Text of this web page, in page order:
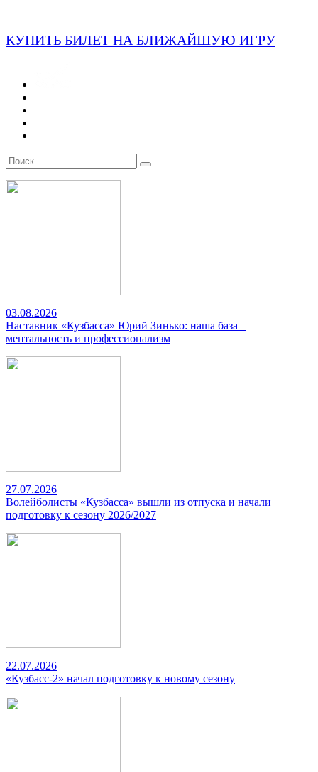
КУПИТЬ БИЛЕТ НА БЛИЖАЙШУЮ ИГРУ
03.08.2026
Наставник «Кузбасса» Юрий Зинько: наша база –
ментальность и профессионализм
27.07.2026
Волейболисты «Кузбасса» вышли из отпуска и начали
подготовку к сезону 2026/2027
22.07.2026
«Кузбасс-2» начал подготовку к новому сезону